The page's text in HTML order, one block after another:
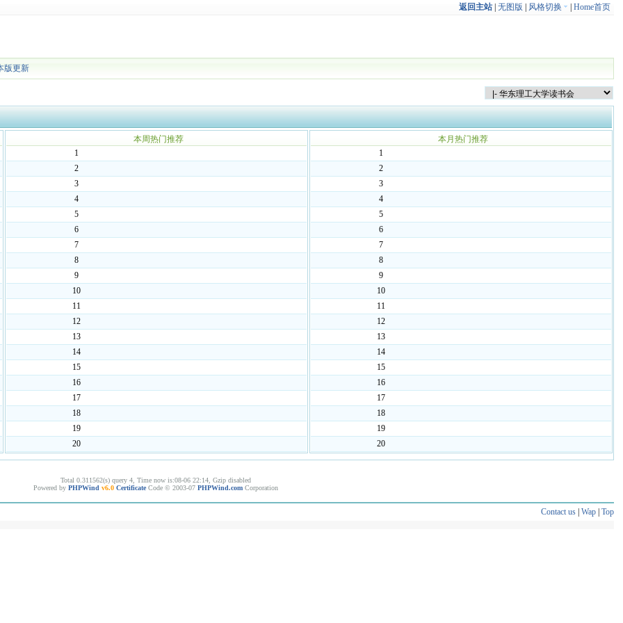
返回主站| 无图版 风格切换 Home首页
版更新
本周热门推荐
1
2
3
4
5
6
7
8
9
10
11
12
13
14
15
16
17
18
19
20
本月热门推荐
1
2
3
4
5
6
7
8
9
10
11
12
13
14
15
16
17
18
19
20
Total 0.311562(s) query 4, Time now is:08-06 22:14, Gzip disabled
Powered by PHPWind v6.0 Certificate Code © 2003-07 PHPWind.com Corporation
Contact us| Wap| Top